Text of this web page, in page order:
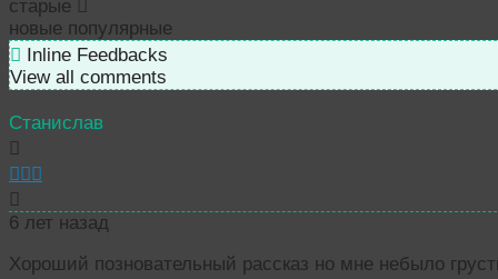
старые
новые популярные
Inline Feedbacks
View all comments
Станислав
6 лет назад
Хороший позновательный рассказ но мне небыло